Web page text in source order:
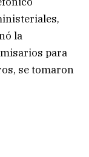
la
para
se tomaron